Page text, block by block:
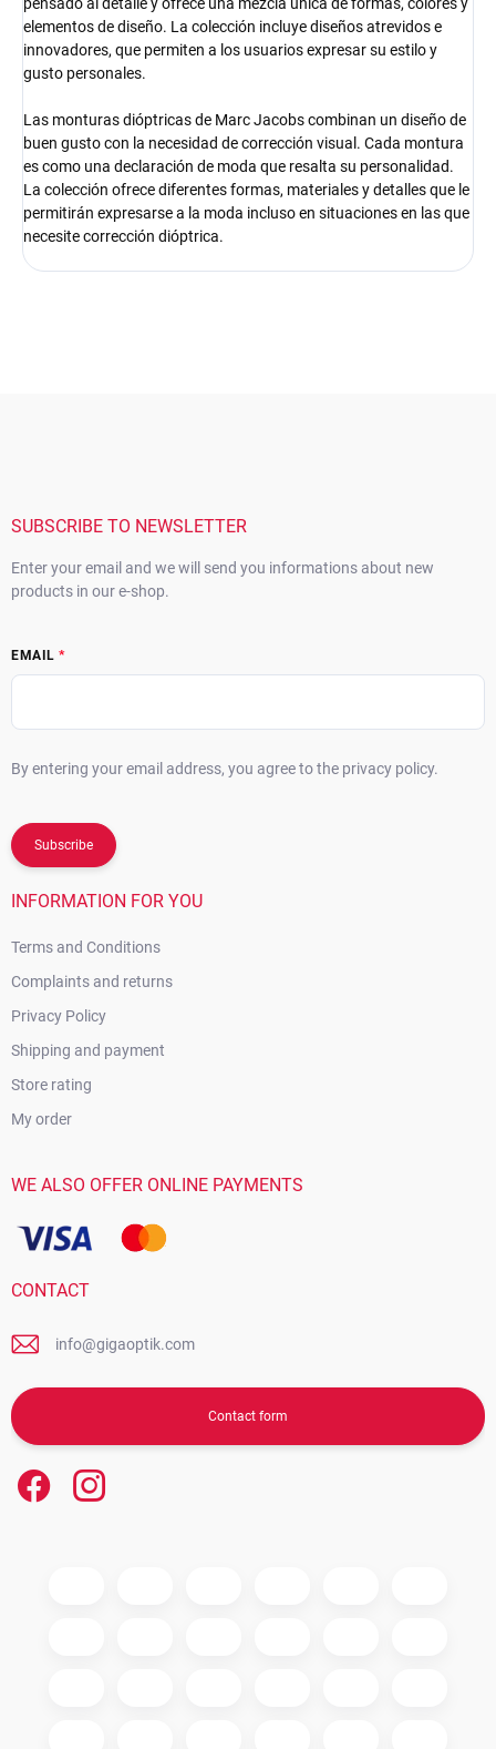
elementos de diseño. La colección incluye diseños atrevidos e
innovadores, que permiten a los usuarios expresar su estilo y
gusto personales.
Las monturas dióptricas de Marc Jacobs combinan un diseño de
buen gusto con la necesidad de corrección visual. Cada montura
es como una declaración de moda que resalta su personalidad.
La colección ofrece diferentes formas, materiales y detalles que le
permitirán expresarse a la moda incluso en situaciones en las que
necesite corrección dióptrica.
SUBSCRIBE TO NEWSLETTER
Enter your email and we will send you informations about new
products in our e-shop.
EMAIL
By entering your email address, you agree to the privacy policy.
Subscribe
INFORMATION FOR YOU
Terms and Conditions
Complaints and returns
Privacy Policy
Shipping and payment
Store rating
My order
WE ALSO OFFER ONLINE PAYMENTS
CONTACT
info@gigaoptik.com
Contact form